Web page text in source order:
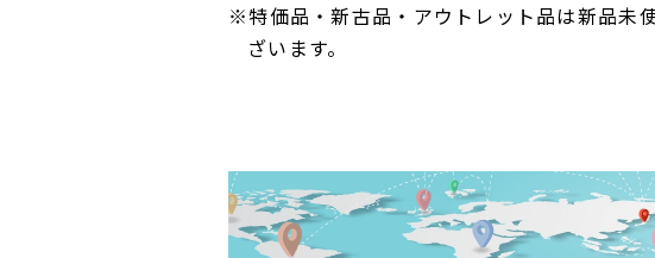
※特価品・新古品・アウトレット品は新品未
ざいます。